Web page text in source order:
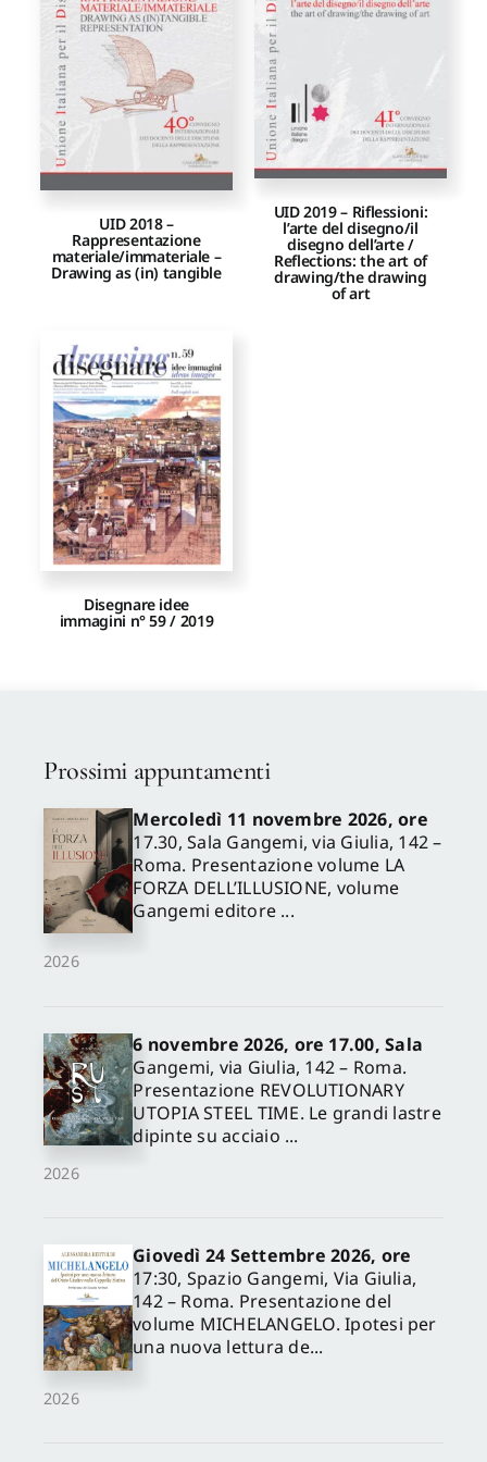
Proposte di pubblicazione
Gangemi Editore
Newsletter
UID 2018 –
Rappresentazione
materiale/immateriale –
Drawing as (in) tangible
UID 2019 – Riflessioni:
l’arte del disegno/il
disegno dell’arte /
Reflections: the art of
drawing/the drawing
of art
Disegnare idee
immagini n° 59 / 2019
Prossimi appuntamenti
2026
Mercoledì 11 novembre 2026, ore
17.30, Sala Gangemi, via Giulia, 142 –
Roma. Presentazione volume LA
FORZA DELL’ILLUSIONE, volume
Gangemi editore ...
2026
6 novembre 2026, ore 17.00, Sala
Gangemi, via Giulia, 142 – Roma.
Presentazione REVOLUTIONARY
UTOPIA STEEL TIME. Le grandi lastre
dipinte su acciaio ...
2026
Giovedì 24 Settembre 2026, ore
17:30, Spazio Gangemi, Via Giulia,
142 – Roma. Presentazione del
volume MICHELANGELO. Ipotesi per
una nuova lettura de...